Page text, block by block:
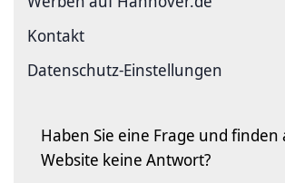
Kontakt
Datenschutz-Einstellungen
Haben Sie eine Frage und finden
Website keine Antwort?